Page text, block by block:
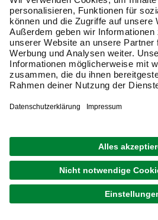
Ausführungen
Merken
Gerätehaus
228 cm
ab1.549,00 €
Verfügbarkeit im
lieferbar
Zustellung 26.08. -
BIOHORT
Minigarage, BxTxH:
ab1.399,00 €
Verfügbarkeit im